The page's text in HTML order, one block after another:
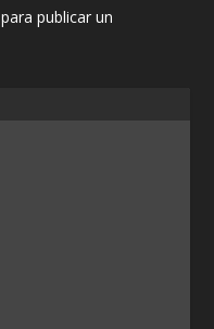
para publicar un